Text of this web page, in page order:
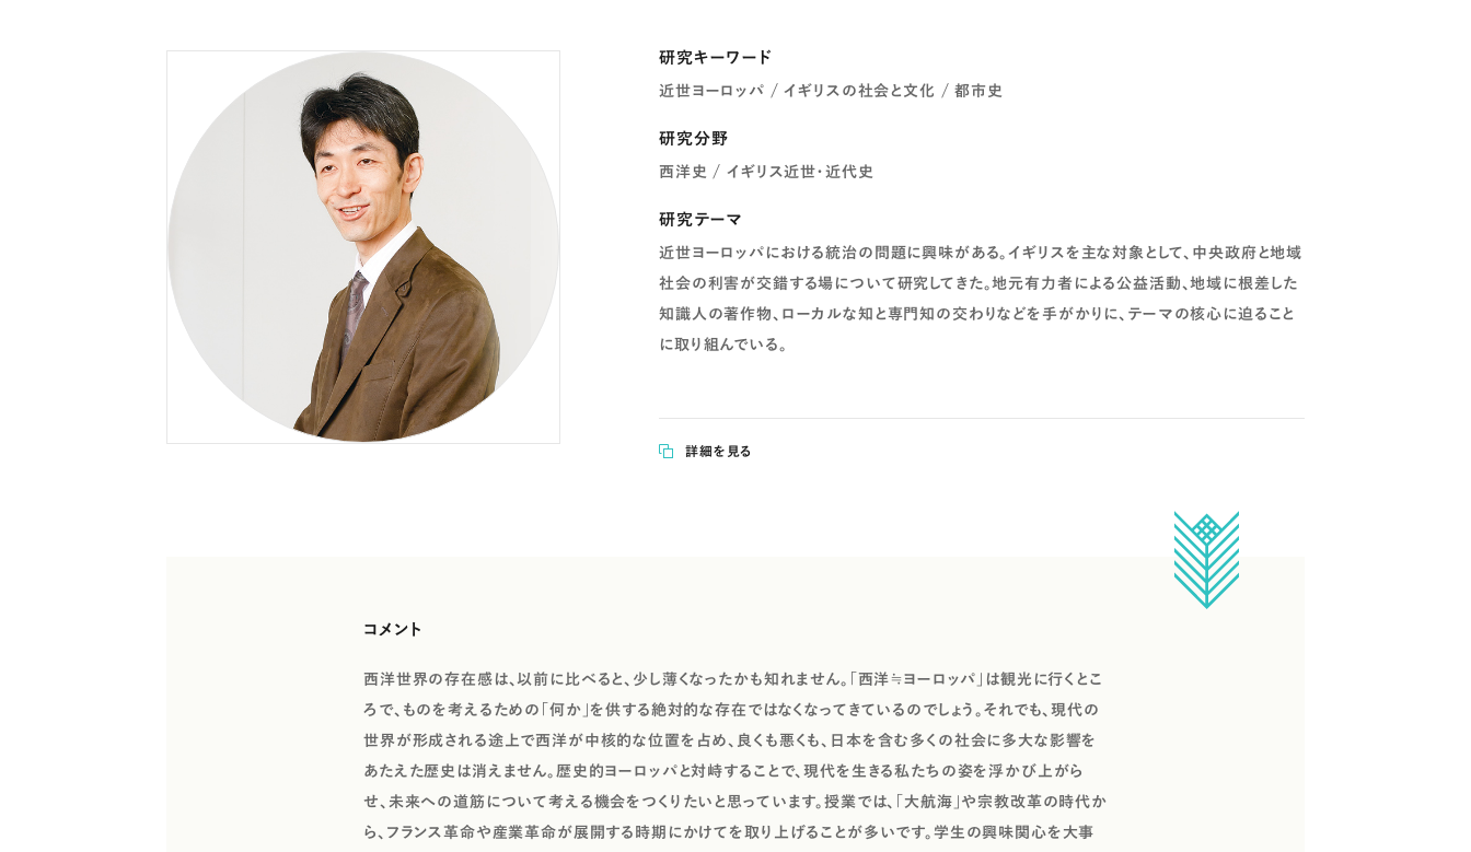
研究キーワード
近世ヨーロッパ / イギリスの社会と文化 / 都市史
研究分野
西洋史 / イギリス近世・近代史
研究テーマ
近世ヨーロッパにおける統治の問題に興味がある。イギリスを主な対象として、中央政府と地域
社会の利害が交錯する場について研究してきた。地元有力者による公益活動、地域に根差した
知識人の著作物、ローカルな知と専門知の交わりなどを手がかりに、テーマの核心に迫ること
に取り組んでいる。
詳細を見る
コメント
西洋世界の存在感は、以前に比べると、少し薄くなったかも知れません。「西洋≒ヨーロッパ」は観光に行くとこ
ろで、ものを考えるための「何か」を供する絶対的な存在ではなくなってきているのでしょう。それでも、現代の
世界が形成される途上で西洋が中核的な位置を占め、良くも悪くも、日本を含む多くの社会に多大な影響を
あたえた歴史は消えません。歴史的ヨーロッパと対峙することで、現代を生きる私たちの姿を浮かび上がら
せ、未来への道筋について考える機会をつくりたいと思っています。授業では、「大航海」や宗教改革の時代か
ら、フランス革命や産業革命が展開する時期にかけてを取り上げることが多いです。学生の興味関心を大事